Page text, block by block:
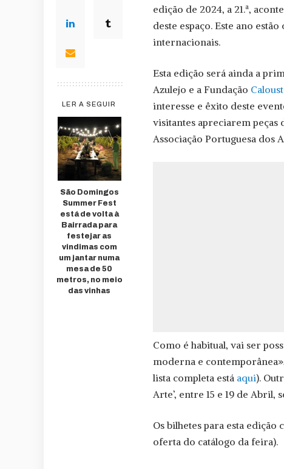
LER A SEGUIR
São Domingos
Summer Fest
está de volta à
Bairrada para
festejar as
vindimas com
um jantar numa
mesa de 50
metros, no meio
das vinhas
edição de 2024, a 21.ª,
deste espaço. Este ano
internacionais.
Esta edição será ainda a
Azulejo e a Fundação
interesse e êxito deste
visitantes apreciarem
Associação Portuguesa dos
Como é habitual, vai ser
moderna e
lista completa está aqui).
Arte’, entre 15 e 19 de Abril,
Os bilhetes para esta
oferta do catálogo da feira).